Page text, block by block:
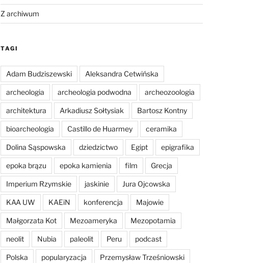
Z archiwum
TAGI
Adam Budziszewski Aleksandra Cetwińska
archeologia archeologia podwodna archeozoologia
architektura Arkadiusz Sołtysiak Bartosz Kontny
bioarcheologia Castillo de Huarmey ceramika
Dolina Sąspowska dziedzictwo Egipt epigrafika
epoka brązu epoka kamienia film Grecja
Imperium Rzymskie jaskinie Jura Ojcowska
KAA UW KAEiN konferencja Majowie
Małgorzata Kot Mezoameryka Mezopotamia
neolit Nubia paleolit Peru podcast
Polska popularyzacja Przemysław Trześniowski